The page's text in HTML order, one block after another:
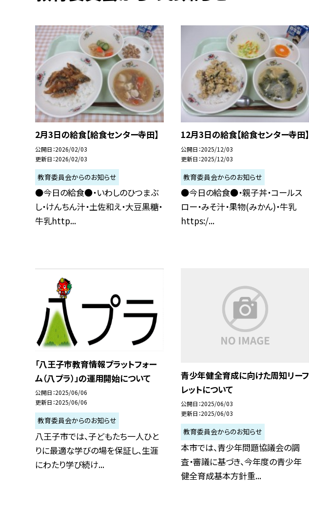
2月3日の給食【給食センター寺田】
公開日 2026/02/03
更新日 2026/02/03
教育委員会からのお知らせ
●今日の給食●・いわしのひつまぶ
し・けんちん汁・土佐和え・大豆黒糖・
牛乳http...
12月3日の給食【給食センター寺田】
公開日 2025/12/03
更新日 2025/12/03
教育委員会からのお知らせ
●今日の給食●・親子丼・コールス
ロー・みそ汁・果物(みかん)・牛乳
https:/...
「八王子市教育情報プラットフォー
ム（八プラ）」の運用開始について
公開日 2025/06/06
更新日 2025/06/06
教育委員会からのお知らせ
八王子市では、子どもたち一人ひと
りに最適な学びの場を保証し、生涯
にわたり学び続け...
青少年健全育成に向けた周知リーフ
レットについて
公開日 2025/06/03
更新日 2025/06/03
教育委員会からのお知らせ
本市では、青少年問題協議会の調
査・審議に基づき、今年度の青少年
健全育成基本方針重...